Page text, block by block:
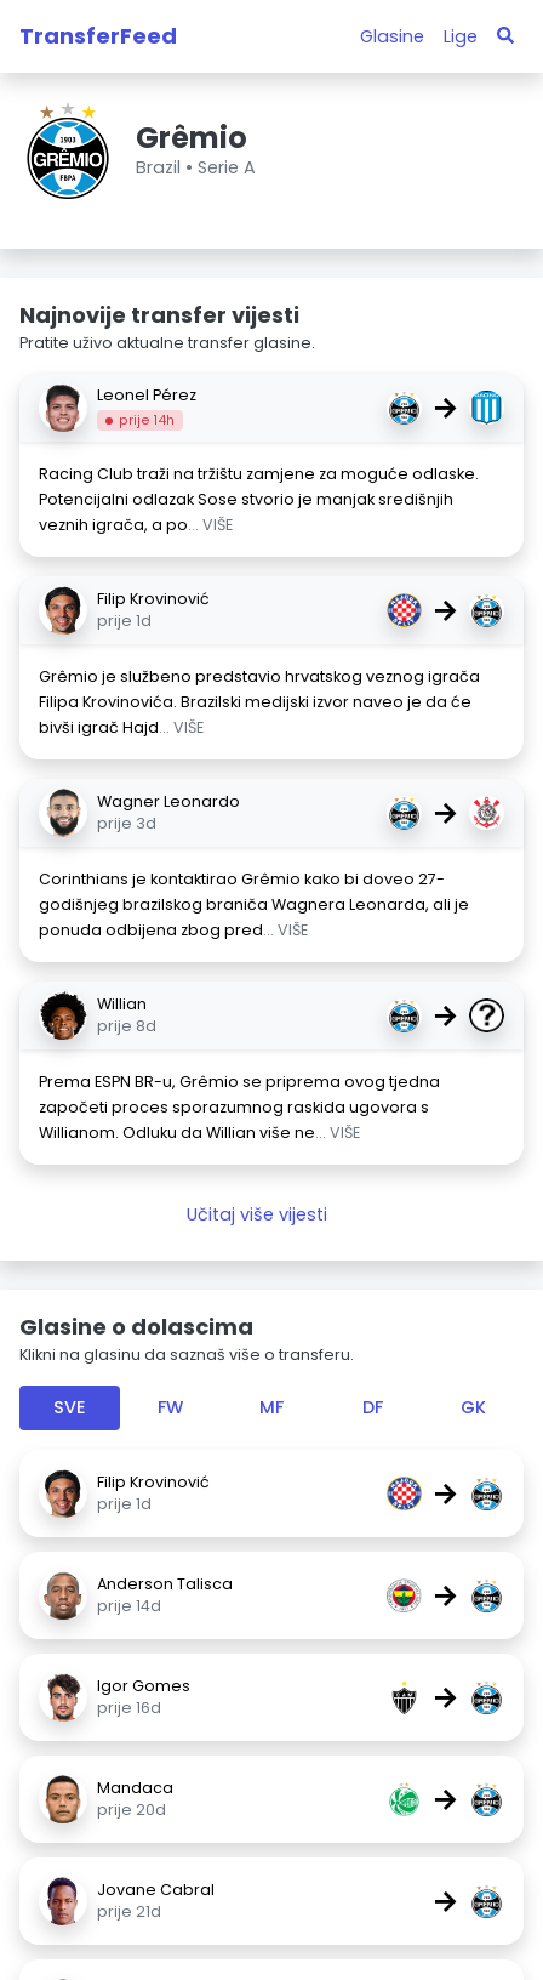
TransferFeed Glasine Lige
Grêmio
Brazil • Serie A
Najnovije transfer vijesti
Pratite uživo aktualne transfer glasine.
Leonel Pérez
prije 14h →
Racing Club traži na tržištu zamjene za moguće odlaske.
Potencijalni odlazak Sose stvorio je manjak središnjih
veznih igrača, a po... VIŠE
Filip Krovinović
prije 1d
→
Grêmio je službeno predstavio hrvatskog veznog igrača
Filipa Krovinovića. Brazilski medijski izvor naveo je da će
bivši igrač Hajd... VIŠE
Wagner Leonardo
prije 3d
→
Corinthians je kontaktirao Grêmio kako bi doveo 27-
godišnjeg brazilskog braniča Wagnera Leonarda, ali je
ponuda odbijena zbog pred... VIŠE
Willian
prije 8d
→
Prema ESPN BR-u, Grêmio se priprema ovog tjedna
započeti proces sporazumnog raskida ugovora s
Willianom. Odluku da Willian više ne... VIŠE
Učitaj više vijesti
Glasine o dolascima
Klikni na glasinu da saznaš više o transferu.
SVE FW MF DF GK
Filip Krovinović
prije 1d
→
Anderson Talisca
prije 14d
→
Igor Gomes
prije 16d
→
Mandaca
prije 20d
→
Jovane Cabral
prije 21d
→